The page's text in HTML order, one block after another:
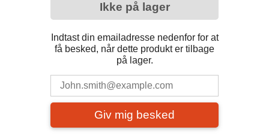
Ikke på lager
Indtast din emailadresse nedenfor for at
få besked, når dette produkt er tilbage
på lager.
Giv mig besked